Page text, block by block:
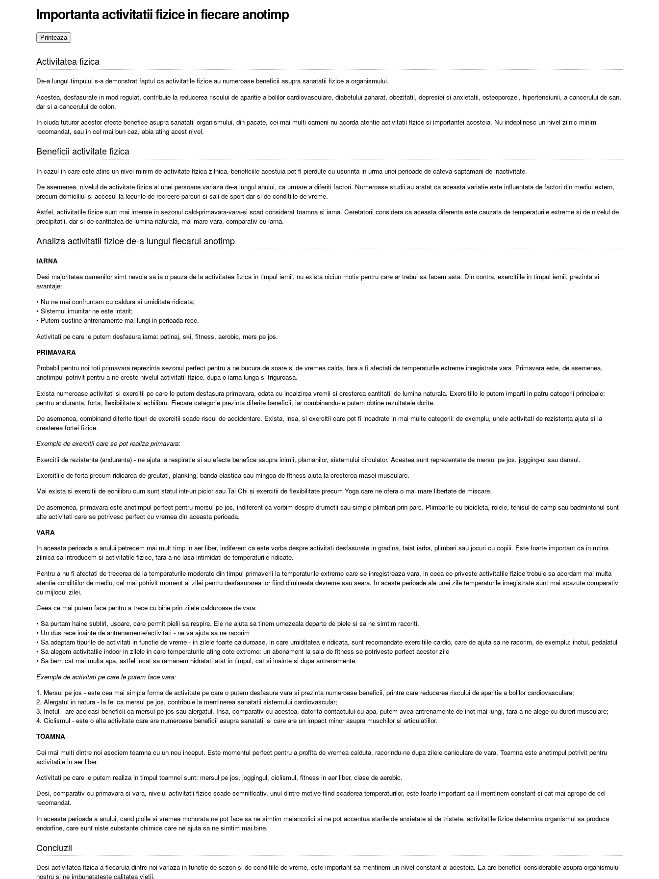
Importanta activitatii fizice in fiecare anotimp
Activitatea fizica
De-a lungul timpului s-a demonstrat faptul ca activitatile fizice au numeroase beneficii asupra sanatatii fizice a organismului.
Acestea, desfasurate in mod regulat, contribuie la reducerea riscului de aparitie a bolilor cardiovasculare, diabetului zaharat, obezitatii, depresiei si anxietatii, osteoporozei, hipertensiunii, a cancerului de san,
dar si a cancerului de colon.
In ciuda tuturor acestor efecte benefice asupra sanatatii organismului, din pacate, cei mai multi oameni nu acorda atentie activitatii fizice si importantei acesteia. Nu indeplinesc un nivel zilnic minim
recomandat, sau in cel mai bun caz, abia ating acest nivel.
Beneficii activitate fizica
In cazul in care este atins un nivel minim de activitate fizica zilnica, beneficiile acestuia pot fi pierdute cu usurinta in urma unei perioade de cateva saptamani de inactivitate.
De asemenea, nivelul de activitate fizica al unei persoane variaza de-a lungul anului, ca urmare a diferiti factori. Numeroase studii au aratat ca aceasta variatie este influentata de factori din mediul extern,
precum domiciliul si accesul la locurile de recreere-parcuri si sali de sport-dar si de conditiile de vreme.
Astfel, activitatile fizice sunt mai intense in sezonul cald-primavara-vara-si scad considerat toamna si iarna. Ceretatorii considera ca aceasta diferenta este cauzata de temperaturile extreme si de nivelul de
precipitatii, dar si de cantitatea de lumina naturala, mai mare vara, comparativ cu iarna.
Analiza activitatii fizice de-a lungul fiecarui anotimp
IARNA
Desi majoritatea oamenilor simt nevoia sa ia o pauza de la activitatea fizica in timpul iernii, nu exista niciun motiv pentru care ar trebui sa facem asta. Din contra, exercitiile in timpul iernii, prezinta si
avantaje:
• Nu ne mai confruntam cu caldura si umiditate ridicata;
• Sistemul imunitar ne este intarit;
• Putem sustine antrenamente mai lungi in perioada rece.
Activitati pe care le putem desfasura iarna: patinaj, ski, fitness, aerobic, mers pe jos.
PRIMAVARA
Probabil pentru noi toti primavara reprezinta sezonul perfect pentru a ne bucura de soare si de vremea calda, fara a fi afectati de temperaturile extreme inregistrate vara. Primavara este, de asemenea,
anotimpul potrivit pentru a ne creste nivelul activitatii fizice, dupa o iarna lunga si friguroasa.
Exista numeroase activitati si exercitii pe care le putem desfasura primavara, odata cu incalzirea vremii si cresterea cantitatii de lumina naturala. Exercitiile le putem imparti in patru categorii principale:
pentru anduranta, forta, flexibilitate si echilibru. Fiecare categorie prezinta diferite beneficii, iar combinandu-le putem obtine rezultatele dorite.
De asemenea, combinand diferite tipuri de exercitii scade riscul de accidentare. Exista, insa, si exercitii care pot fi incadrate in mai multe categorii: de exemplu, unele activitati de rezistenta ajuta si la
cresterea fortei fizice.
Exemple de exercitii care se pot realiza primavara:
Exercitii de rezistenta (anduranta) - ne ajuta la respiratie si au efecte benefice asupra inimii, plamanilor, sistemului circulator. Acestea sunt reprezentate de mersul pe jos, jogging-ul sau dansul.
Exercitiile de forta precum ridicarea de greutati, planking, banda elastica sau mingea de fitness ajuta la cresterea masei musculare.
Mai exista si exercitii de echilibru cum sunt statul intr-un picior sau Tai Chi si exercitii de flexibilitate precum Yoga care ne ofera o mai mare libertate de miscare.
De asemenea, primavara este anotimpul perfect pentru mersul pe jos, indiferent ca vorbim despre drumetii sau simple plimbari prin parc. Plimbarile cu bicicleta, rolele, tenisul de camp sau badmintonul sunt
alte activitati care se potrivesc perfect cu vremea din aceasta perioada.
VARA
In aceasta perioada a anului petrecem mai mult timp in aer liber, indiferent ca este vorba despre activitati desfasurate in gradina, taiat iarba, plimbari sau jocuri cu copiii. Este foarte important ca in rutina
zilnica sa introducem si activitatile fizice, fara a ne lasa intimidati de temperaturile ridicate.
Pentru a nu fi afectati de trecerea de la temperaturile moderate din timpul primaverii la temperaturile extreme care se inregistreaza vara, in ceea ce priveste activitatile fizice trebuie sa acordam mai multa
atentie conditiilor de mediu, cel mai potrivit moment al zilei pentru desfasurarea lor fiind dimineata devreme sau seara. In aceste perioade ale unei zile temperaturile inregistrate sunt mai scazute comparativ
cu mijlocul zilei.
Ceea ce mai putem face pentru a trece cu bine prin zilele calduroase de vara:
• Sa purtam haine subtiri, usoare, care permit pielii sa respire. Ele ne ajuta sa tinem umezeala departe de piele si sa ne simtim racoriti.
• Un dus rece inainte de antrenamente/activitati - ne va ajuta sa ne racorim
• Sa adaptam tipurile de activitati in functie de vreme - in zilele foarte calduroase, in care umiditatea e ridicata, sunt recomandate exercitiile cardio, care de ajuta sa ne racorim, de exemplu: inotul, pedalatul
• Sa alegem activitatile indoor in zilele in care temperaturile ating cote extreme: un abonament la sala de fitness se potriveste perfect acestor zile
• Sa bem cat mai multa apa, astfel incat sa ramanem hidratati atat in timpul, cat si inainte si dupa antrenamente.
Exemple de activitati pe care le putem face vara:
1. Mersul pe jos - este cea mai simpla forma de activitate pe care o putem desfasura vara si prezinta numeroase beneficii, printre care reducerea riscului de aparitie a bolilor cardiovasculare;
2. Alergatul in natura - la fel ca mersul pe jos, contribuie la mentinerea sanatatii sistemului cardiovascular;
3. Inotul - are aceleasi beneficii ca mersul pe jos sau alergatul. Insa, comparativ cu acestea, datorita contactului cu apa, putem avea antrenamente de inot mai lungi, fara a ne alege cu dureri musculare;
4. Ciclismul - este o alta activitate care are numeroase beneficii asupra sanatatii si care are un impact minor asupra muschilor si articulatiilor.
TOAMNA
Cei mai multi dintre noi asociem toamna cu un nou inceput. Este momentul perfect pentru a profita de vremea calduta, racorindu-ne dupa zilele caniculare de vara. Toamna este anotimpul potrivit pentru
activitatile in aer liber.
Activitati pe care le putem realiza in timpul toamnei sunt: mersul pe jos, joggingul, ciclismul, fitness in aer liber, clase de aerobic.
Desi, comparativ cu primavara si vara, nivelul activitatii fizice scade semnificativ, unul dintre motive fiind scaderea temperaturilor, este foarte important sa il mentinem constant si cat mai aprope de cel
recomandat.
In aceasta perioada a anului, cand ploile si vremea mohorata ne pot face sa ne simtim melancolici si ne pot accentua starile de anxietate si de tristete, activitatile fizice determina organismul sa produca
endorfine, care sunt niste substante chimice care ne ajuta sa ne simtim mai bine.
Concluzii
Desi activitatea fizica a fiecaruia dintre noi variaza in functie de sezon si de conditiile de vreme, este important sa mentinem un nivel constant al acesteia. Ea are beneficii considerabile asupra organismului
nostru si ne imbunatateste calitatea vietii.